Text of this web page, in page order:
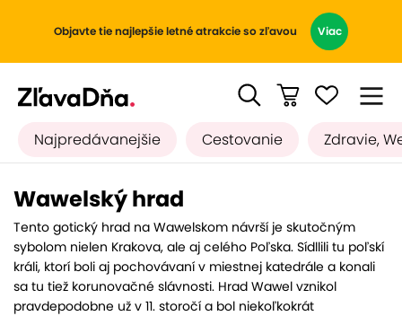
Objavte tie najlepšie letné atrakcie so zľavou Viac
Najpredávanejšie Cestovanie Zdravie,
Wawelský hrad
Tento gotický hrad na Wawelskom návrší je skutočným
sybolom nielen Krakova, ale aj celého Poľska. Sídllili tu poľskí
králi, ktorí boli aj pochovávaní v miestnej katedrále a konali
sa tu tiež korunovačné slávnosti. Hrad Wawel vznikol
pravdepodobne už v 11. storočí a bol niekoľkokrát